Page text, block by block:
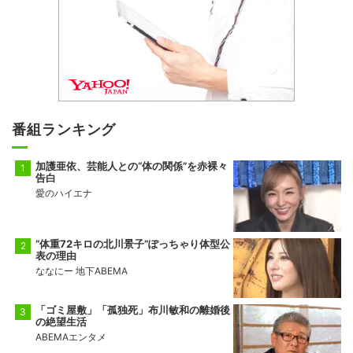
番組ランキング
加護亜依、芸能人との“体の関係”を赤裸々
告白
愛のハイエナ
“体重72キロの北川景子”ぽっちゃり体型公
表の理由
ななにー 地下ABEMA
「ゴミ屋敷」「孤独死」布川敏和の離婚後
の絶望生活
ABEMAエンタメ